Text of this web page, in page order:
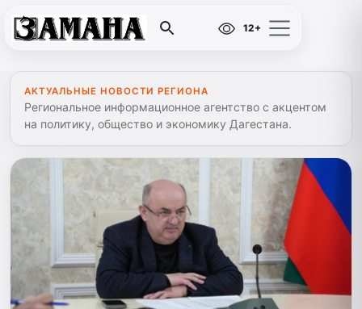
12+
АКТУАЛЬНЫЕ НОВОСТИ РЕГИОНА
Региональное информационное агентство с акцентом
на политику, общество и экономику Дагестана.